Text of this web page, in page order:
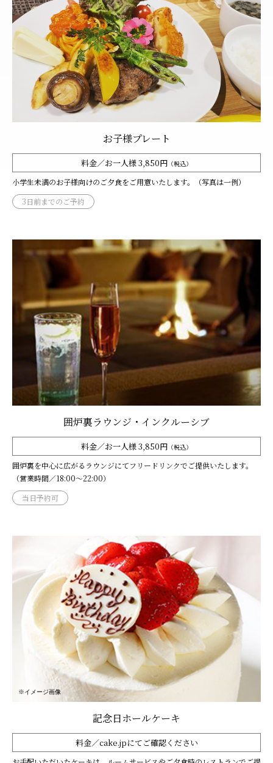
お子様プレート
料金／お一人様 3,850円 （税込）
小学生未満のお子様向けのご夕食をご用意いたします。（写真は一例）
3日前までのご予約
囲炉裏ラウンジ・インクルーシブ
料金／お一人様 3,850円 （税込）
囲炉裏を中心に広がるラウンジにてフリードリンクでご提供いたします。
（営業時間／18:00～22:00）
当日予約可
※イメージ画像
記念日ホールケーキ
料金／cake.jpにてご確認ください